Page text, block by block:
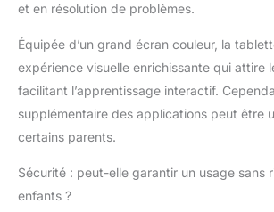
messages
oraux, des
des dessins
proches, via
enfant et
sur un
de
et en résolution de problèmes.
Équipée d’un grand écran couleur, la
expérience visuelle enrichissante qui attire
facilitant l’apprentissage interactif.
supplémentaire des applications peut être
certains parents.
Sécurité : peut-elle garantir un usage sans
enfants ?